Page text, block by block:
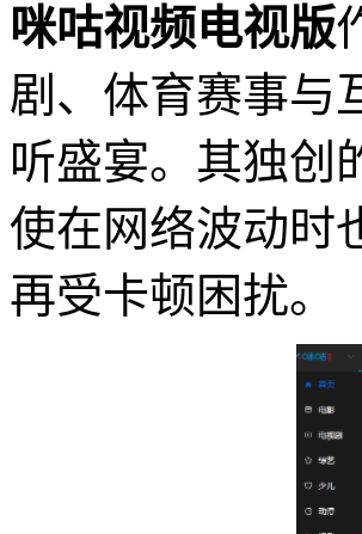
咪咕视频电视版
剧、体育赛事与
听盛宴。其独创
使在网络波动时
再受卡顿困扰。